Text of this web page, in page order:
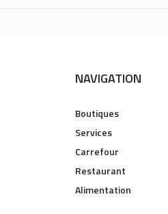
NAVIGATION
Boutiques
Services
Carrefour
Restaurant
Alimentation